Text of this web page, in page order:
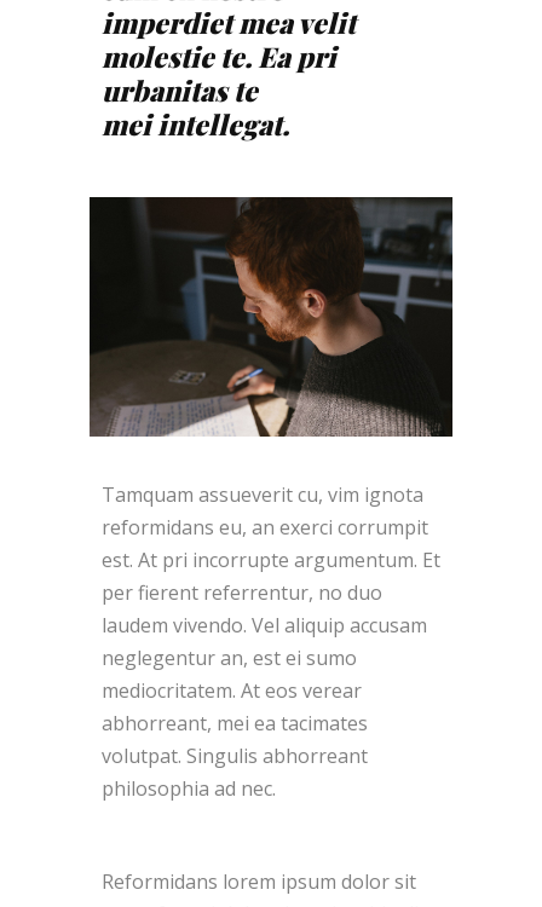
imperdiet mea velit
molestie te. Ea pri
urbanitas te
mei intellegat.
Tamquam assueverit cu, vim ignota
reformidans eu, an exerci corrumpit
est. At pri incorrupte argumentum. Et
per fierent referrentur, no duo
laudem vivendo. Vel aliquip accusam
neglegentur an, est ei sumo
mediocritatem. At eos verear
abhorreant, mei ea tacimates
volutpat. Singulis abhorreant
philosophia ad nec.
Reformidans lorem ipsum dolor sit